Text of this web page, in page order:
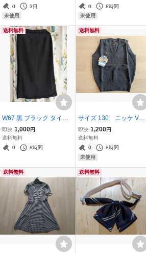
学 日本製 新品タグ付き 送
料無料
0
3日
未使用
0
8時間
未使用
送料無料
W67 黒 ブラック タイト
スカート ロングスカート
テンセル 日本製
即決 1,000円
送料無料
0
8時間
送料無料
サイズ 130 ニッケ Vネ
ック スクールベスト グレ
ー 未使用 ニット ベス
ト 制服 男女兼用 学生
服 冬用
即決 1,200円
送料無料
0
8時間
未使用
送料無料 送料無料